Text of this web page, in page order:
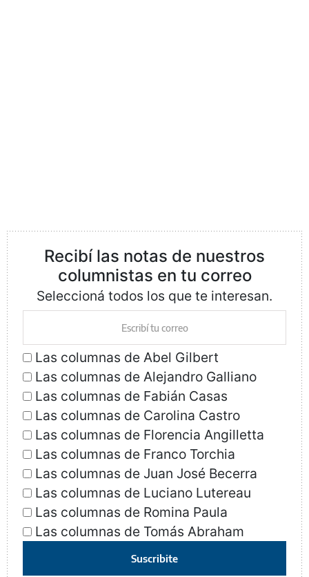
Recibí las notas de nuestros
columnistas en tu correo
Seleccioná todos los que te interesan.
Las columnas de Abel Gilbert
Las columnas de Alejandro Galliano
Las columnas de Fabián Casas
Las columnas de Carolina Castro
Las columnas de Florencia Angilletta
Las columnas de Franco Torchia
Las columnas de Juan José Becerra
Las columnas de Luciano Lutereau
Las columnas de Romina Paula
Las columnas de Tomás Abraham
Suscribite